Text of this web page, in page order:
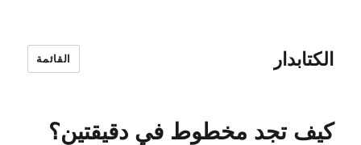
الكتابدار القائمة
كيف تجد مخطوط في دقيقتين؟